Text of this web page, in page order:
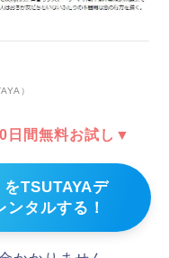
）
日間無料お試し▼
TSUTAYAデ
タルする！